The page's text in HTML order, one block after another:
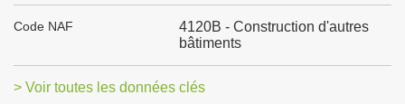
Code NAF
4120B - Construction d'autres
bâtiments
> Voir toutes les données clés